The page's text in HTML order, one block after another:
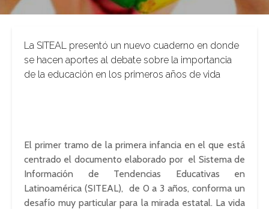
La SITEAL presentó un nuevo cuaderno en donde
se hacen aportes al debate sobre la importancia
de la educación en los primeros años de vida
El primer tramo de la primera infancia en el que está
centrado el documento elaborado por el Sistema de
Información de Tendencias Educativas en
Latinoamérica (SITEAL), de 0 a 3 años, conforma un
desafío muy particular para la mirada estatal. La vida